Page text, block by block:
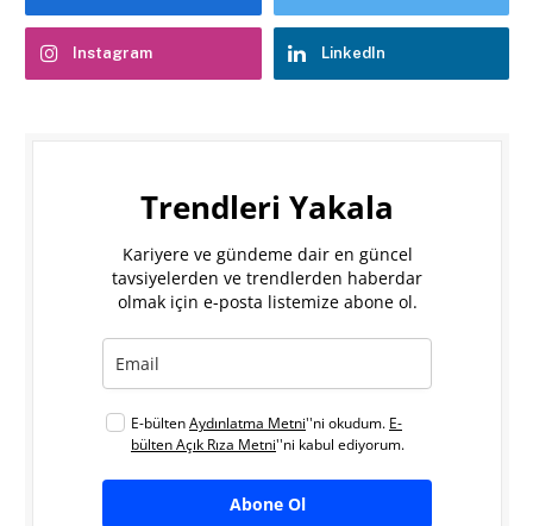
Instagram LinkedIn
Trendleri Yakala
Kariyere ve gündeme dair en güncel
tavsiyelerden ve trendlerden haberdar
olmak için e-posta listemize abone ol.
E-bültenAydınlatma Metni''ni okudum. E-
bülten Açık Rıza Metni''ni kabul ediyorum.
Abone Ol